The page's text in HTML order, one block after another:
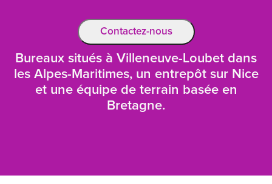
Contactez-nous
Bureaux situés à Villeneuve-Loubet dans
les Alpes-Maritimes, un entrepôt sur Nice
et une équipe de terrain basée en
Bretagne.